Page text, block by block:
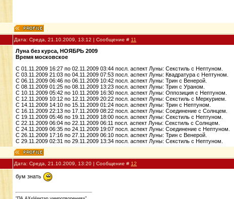
Дата: Среда, 21.10.2009, 13:12 | Сообщение # 11
Луна без курса, НОЯБРЬ 2009
Время московское
C 01.11.2009 16:27 по 02.11.2009 03:44 посл. аспект Луны: Секстиль c Нептуном.
C 03.11.2009 21:03 по 04.11.2009 07:53 посл. аспект Луны: Квадратура c Нептуном.
C 06.11.2009 06:46 по 06.11.2009 10:42 посл. аспект Луны: Трин c Венерой.
C 08.11.2009 01:25 по 08.11.2009 13:23 посл. аспект Луны: Трин c Ураном.
C 10.11.2009 05:42 по 10.11.2009 16:30 посл. аспект Луны: Оппозиция c Нептуном.
C 12.11.2009 10:12 по 12.11.2009 20:22 посл. аспект Луны: Секстиль c Меркурием.
C 14.11.2009 14:10 по 15.11.2009 01:24 посл. аспект Луны: Трин c Нептуном.
C 16.11.2009 22:13 по 17.11.2009 08:22 посл. аспект Луны: Соединение c Солнцем.
C 19.11.2009 05:46 по 19.11.2009 18:00 посл. аспект Луны: Секстиль c Нептуном.
C 22.11.2009 06:04 по 22.11.2009 06:11 посл. аспект Луны: Секстиль c Солнцем.
C 24.11.2009 06:35 по 24.11.2009 19:07 посл. аспект Луны: Соединение c Нептуном.
C 26.11.2009 17:16 по 27.11.2009 06:10 посл. аспект Луны: Трин c Венерой.
C 29.11.2009 02:31 по 29.11.2009 13:34 посл. аспект Луны: Секстиль c Нептуном.
Дата: Среда, 21.10.2009, 13:20 | Сообщение # 12
бум знать